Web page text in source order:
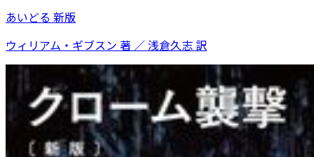
あいどる 新版
ウィリアム・ギブスン 著 ／ 浅倉久志 訳